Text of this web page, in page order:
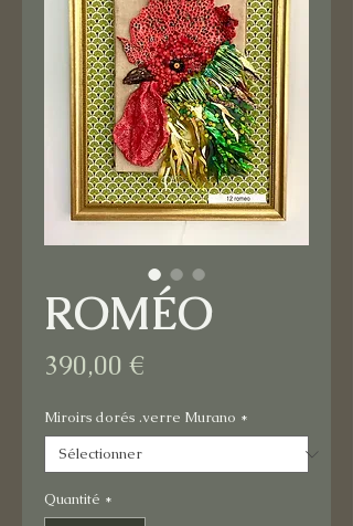
ROMÉO
390,00 €
Miroirs dorés .verre Murano *
Quantité *